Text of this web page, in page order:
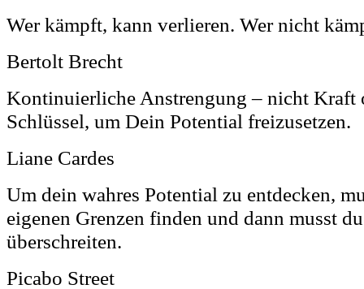
Wer kämpft, kann verlieren. Wer nicht
Bertolt Brecht
Kontinuierliche Anstrengung – nicht Kraft
Schlüssel, um Dein Potential freizusetzen.
Liane Cardes
Um dein wahres Potential zu entdecken,
eigenen Grenzen finden und dann musst
überschreiten.
Picabo Street